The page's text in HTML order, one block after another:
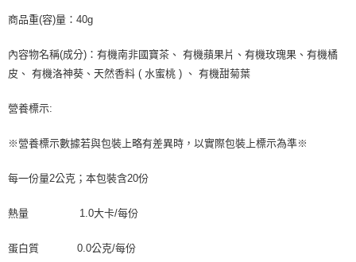
商品重(容)量：40g
內容物名稱(成分)：有機南非國寶茶、 有機蘋果片、有機玫瑰果、有機橘
皮、 有機洛神葵、天然香料 ( 水蜜桃 ) 、 有機甜菊葉
營養標示:
※營養標示數據若與包裝上略有差異時，以實際包裝上標示為準※
每一份量2公克；本包裝含20份
熱量 1.0大卡/每份
蛋白質 0.0公克/每份